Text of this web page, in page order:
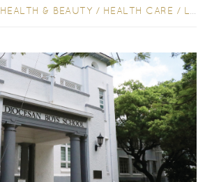
HEALTH & BEAUTY / HEALTH CARE / LIFESTYLE